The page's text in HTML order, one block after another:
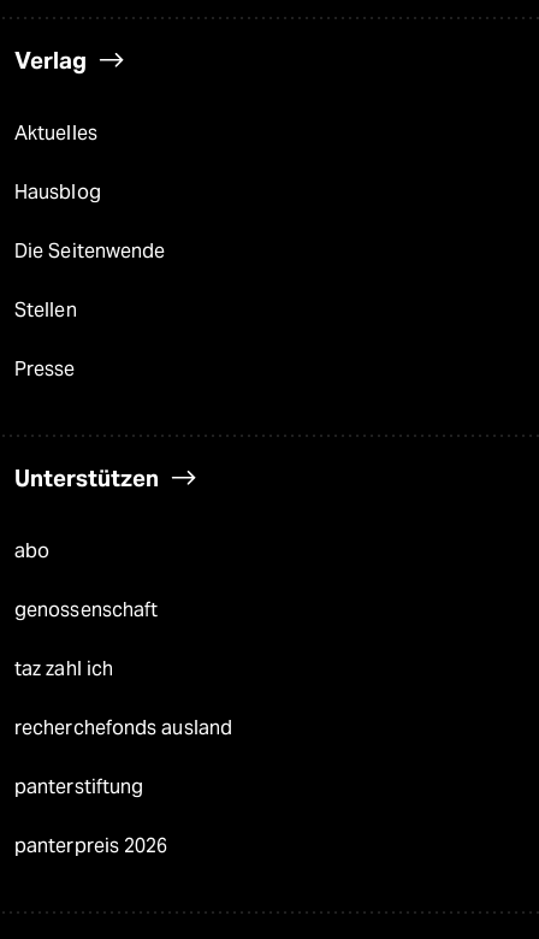
Verlag
Aktuelles
Hausblog
Die Seitenwende
Stellen
Presse
Unterstützen
abo
genossenschaft
taz zahl ich
recherchefonds ausland
panterstiftung
panterpreis 2026